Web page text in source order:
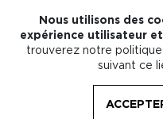
Nous utilisons des
expérience utilisateur
trouverez notre
suivant ce